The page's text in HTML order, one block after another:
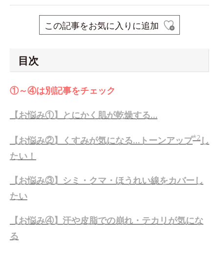
この記事をお気に入りに追加
目次
①～④は別記事をチェック
【お悩み①】とにかく肌が乾燥する…
【お悩み②】くすみが気になる…トーンアップ*2 し
たい！
【お悩み③】シミ・クマ・ほうれい線をカバーし
たい
【お悩み④】汗や皮脂での崩れ・テカリが気にな
る